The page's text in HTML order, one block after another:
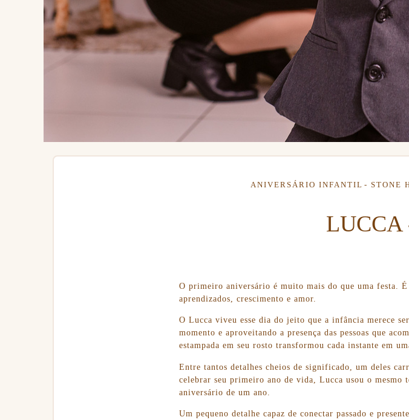
ANIVERSÁRIO INFANTIL STONE
LUCCA
O primeiro aniversário é muito mais do que uma festa.
aprendizados, crescimento e amor.
O Lucca viveu esse dia do jeito que a infância merece
momento e aproveitando a presença das pessoas que
estampada em seu rosto transformou cada instante em
Entre tantos detalhes cheios de significado, um deles
celebrar seu primeiro ano de vida, Lucca usou o
aniversário de um ano.
Um pequeno detalhe capaz de conectar passado e